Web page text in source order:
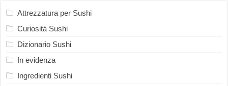
Attrezzatura per Sushi
Curiosità Sushi
Dizionario Sushi
In evidenza
Ingredienti Sushi